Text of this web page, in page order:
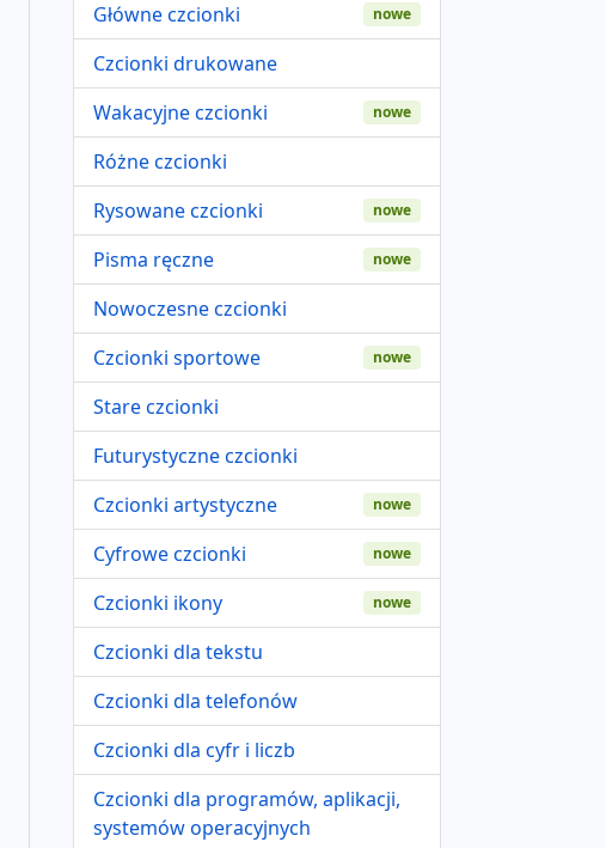
Główne czcionki nowe
Czcionki drukowane
Wakacyjne czcionki
nowe
Różne czcionki
Rysowane czcionki
nowe
Pisma ręczne nowe
Nowoczesne czcionki
Czcionki sportowe
nowe
Stare czcionki
Futurystyczne czcionki
Czcionki artystyczne
nowe
Cyfrowe czcionki nowe
Czcionki ikony nowe
Czcionki dla tekstu
Czcionki dla telefonów
Czcionki dla cyfr i liczb
Czcionki dla programów, aplikacji,
systemów operacyjnych